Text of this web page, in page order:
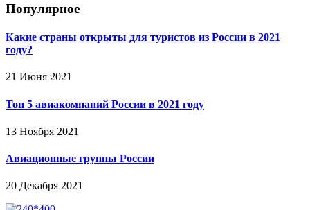
Популярное
Какие страны открыты для туристов из России в 2021
году?
21 Июня 2021
Топ 5 авиакомпаний России в 2021 году
13 Ноября 2021
Авиационные группы России
20 Декабря 2021